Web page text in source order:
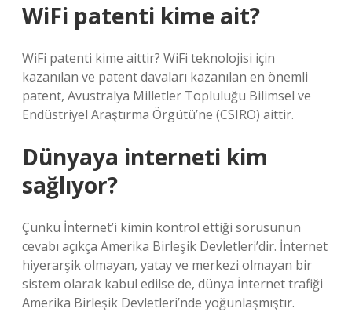
WiFi patenti kime ait?
WiFi patenti kime aittir? WiFi teknolojisi için
kazanılan ve patent davaları kazanılan en önemli
patent, Avustralya Milletler Topluluğu Bilimsel ve
Endüstriyel Araştırma Örgütü’ne (CSIRO) aittir.
Dünyaya interneti kim
sağlıyor?
Çünkü İnternet’i kimin kontrol ettiği sorusunun
cevabı açıkça Amerika Birleşik Devletleri’dir. İnternet
hiyerarşik olmayan, yatay ve merkezi olmayan bir
sistem olarak kabul edilse de, dünya İnternet trafiği
Amerika Birleşik Devletleri’nde yoğunlaşmıştır.